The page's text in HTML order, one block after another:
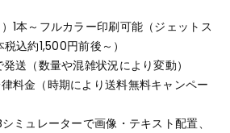
1本～フルカラー印刷可能（ジェットス
込約1,500円前後～）
送（数量や混雑状況により変動）
料金（時期により送料無料キャンペー
シミュレーターで画像・テキスト配置、